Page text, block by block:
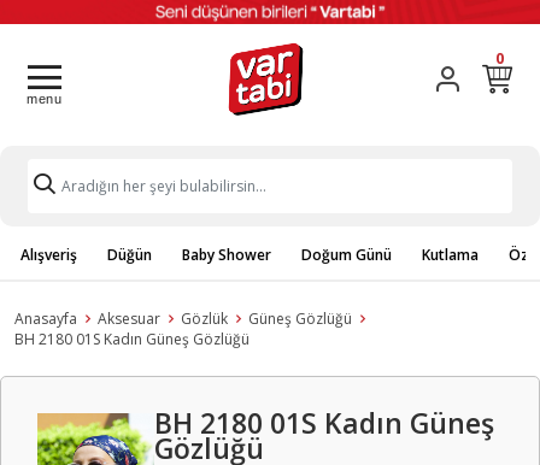
0
Alışveriş Düğün Baby Shower Doğum Günü Kutlama
Anasayfa Aksesuar Gözlük
Güneş Gözlüğü
BH 2180 01S Kadın Güneş Gözlüğü
BH 2180 01S Kadın Güneş
Gözlüğü